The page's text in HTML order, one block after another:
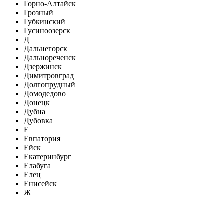
Горно-Алтайск
Грозный
Губкинский
Гусиноозерск
Д
Дальнегорск
Дальнореченск
Дзержинск
Димитровград
Долгопрудный
Домодедово
Донецк
Дубна
Дубовка
Е
Евпатория
Ейск
Екатеринбург
Елабуга
Елец
Енисейск
Ж